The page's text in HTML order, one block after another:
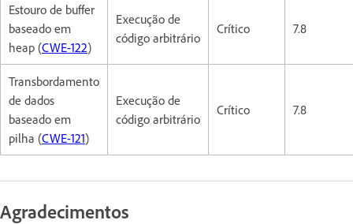
Estouro de buffer
baseado em
heap (CWE-122)
Execução de
código arbitrário
Crítico 7.8
Transbordamento
de dados
baseado em
pilha (CWE-121)
Execução de
código arbitrário
Crítico 7.8
Agradecimentos